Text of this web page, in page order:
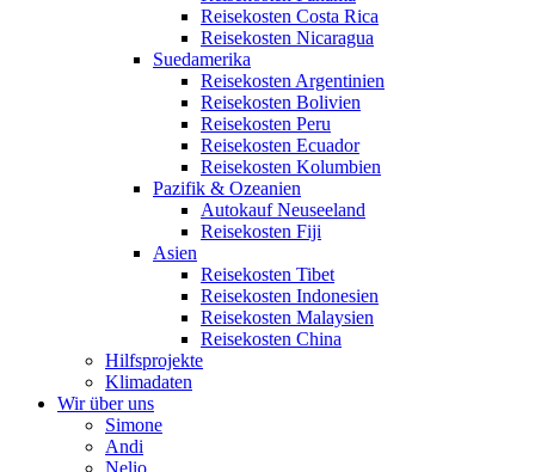
Reisekosten Costa Rica
Reisekosten Nicaragua
Suedamerika
Reisekosten Argentinien
Reisekosten Bolivien
Reisekosten Peru
Reisekosten Ecuador
Reisekosten Kolumbien
Pazifik & Ozeanien
Autokauf Neuseeland
Reisekosten Fiji
Asien
Reisekosten Tibet
Reisekosten Indonesien
Reisekosten Malaysien
Reisekosten China
Hilfsprojekte
Klimadaten
Wir über uns
Simone
Andi